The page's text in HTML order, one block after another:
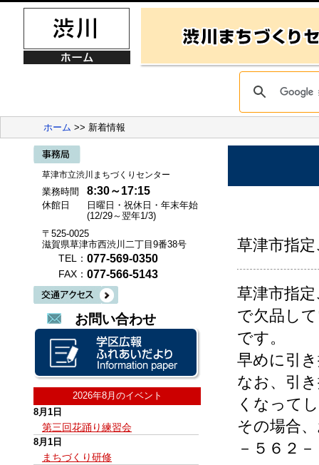
ホーム >> 新着情報
草津市立渋川まちづくりセンター
業務時間 8:30～17:15
休館日
日曜日・祝休日・年末年始
(12/29～翌年1/3)
〒525-0025
滋賀県草津市西渋川二丁目9番38号
TEL： 077-569-0350
FAX： 077-566-5143
お問い合わせ
2026年8月のイベント
8月1日
第三回花踊り練習会
8月1日
まちづくり研修
草津市指
草津市指
で欠品し
です。
早めに引
なお、引
くなって
その場合
－５６２